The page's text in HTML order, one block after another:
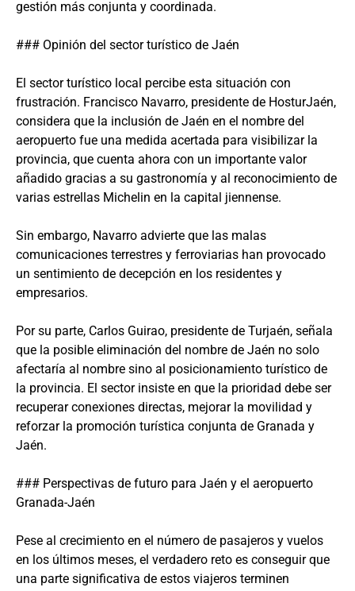
gestión más conjunta y coordinada.
### Opinión del sector turístico de Jaén
El sector turístico local percibe esta situación con
frustración. Francisco Navarro, presidente de HosturJaén,
considera que la inclusión de Jaén en el nombre del
aeropuerto fue una medida acertada para visibilizar la
provincia, que cuenta ahora con un importante valor
añadido gracias a su gastronomía y al reconocimiento de
varias estrellas Michelin en la capital jiennense.
Sin embargo, Navarro advierte que las malas
comunicaciones terrestres y ferroviarias han provocado
un sentimiento de decepción en los residentes y
empresarios.
Por su parte, Carlos Guirao, presidente de Turjaén, señala
que la posible eliminación del nombre de Jaén no solo
afectaría al nombre sino al posicionamiento turístico de
la provincia. El sector insiste en que la prioridad debe ser
recuperar conexiones directas, mejorar la movilidad y
reforzar la promoción turística conjunta de Granada y
Jaén.
### Perspectivas de futuro para Jaén y el aeropuerto
Granada-Jaén
Pese al crecimiento en el número de pasajeros y vuelos
en los últimos meses, el verdadero reto es conseguir que
una parte significativa de estos viajeros terminen